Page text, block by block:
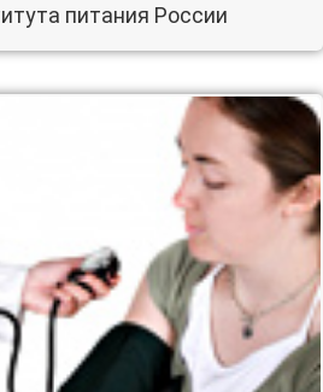
питания России